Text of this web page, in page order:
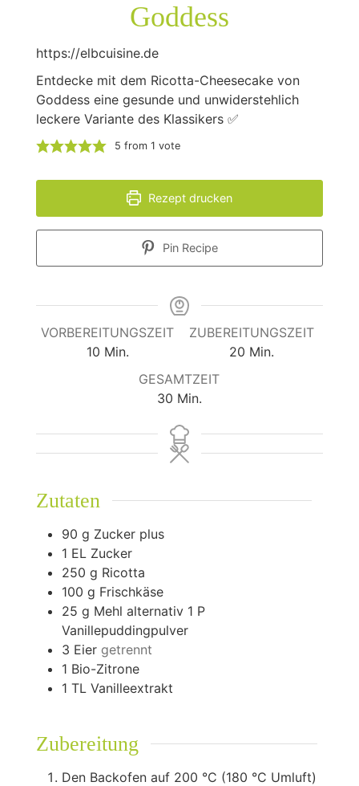
Goddess
https://elbcuisine.de
Entdecke mit dem Ricotta-Cheesecake von
Goddess eine gesunde und unwiderstehlich
leckere Variante des Klassikers ✅
5 from 1 vote
Rezept drucken
Pin Recipe
VORBEREITUNGSZEIT
10Minuten
Min.
ZUBEREITUNGSZEIT
20Minuten
Min.
GESAMTZEIT
30Minuten
Min.
Zutaten
90 g Zucker plus
1 EL Zucker
250 g Ricotta
100 g Frischkäse
25 g Mehl alternativ 1 P
Vanillepuddingpulver
3 Eier getrennt
1 Bio-Zitrone
1 TL Vanilleextrakt
Zubereitung
Den Backofen auf 200 °C (180 °C Umluft)